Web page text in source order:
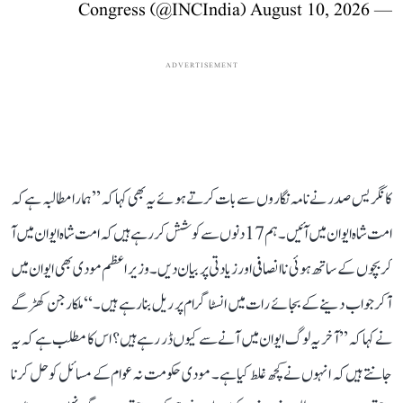
— Congress (@INCIndia)
August 10, 2026
ADVERTISEMENT
کانگریس صدر نے نامہ نگاروں سے بات کرتے ہوئے یہ بھی کہا کہ ’’ہمارا مطالبہ ہے کہ
امت شاہ ایوان میں آئیں۔ ہم 17 دنوں سے کوشش کر رہے ہیں کہ امت شاہ ایوان میں آ
کر بچوں کے ساتھ ہوئی ناانصافی اور زیادتی پر بیان دیں۔ وزیر اعظم مودی بھی ایوان میں
آ کر جواب دینے کے بجائے رات میں انسٹاگرام پر ریل بنا رہے ہیں۔‘‘ ملکارجن کھڑگے
نے کہا کہ ’’آخر یہ لوگ ایوان میں آنے سے کیوں ڈر رہے ہیں؟ اس کا مطلب ہے کہ یہ
جانتے ہیں کہ انہوں نے کچھ غلط کیا ہے۔ مودی حکومت نہ عوام کے مسائل کو حل کرنا